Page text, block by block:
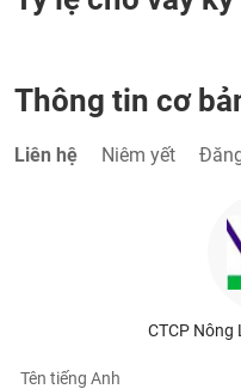
Thông tin cơ
Liên hệ Niêm yết
CTCP Nông
Tên tiếng Anh
VỤ
SẢN